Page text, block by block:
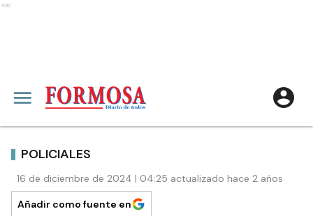
Ads
POLICIALES
16 de diciembre de 2024 | 04:25 actualizado hace 2 años
Añadir como fuente en